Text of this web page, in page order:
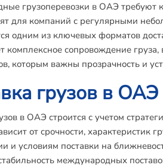
грузоперевозки в ОАЭ требуют
для компаний с регулярными
одним из ключевых форматов
комплексное сопровождение
которым важны прозрачность и
грузов в ОАЭ
в ОАЭ строится с учетом
от срочности, характеристик
и условиям поставки на
международных